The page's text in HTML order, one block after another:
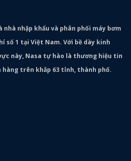
nhà nhập khẩu và phân phối máy bơm
số 1 tại Việt Nam. Với bề dày kinh
này, Nasa tự hào là thương hiệu tin
hàng trên khắp 63 tỉnh, thành phố.